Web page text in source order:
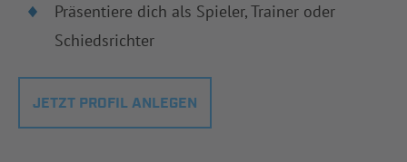
Präsentiere dich als Spieler, Trainer oder
Schiedsrichter
JETZT PROFIL ANLEGEN